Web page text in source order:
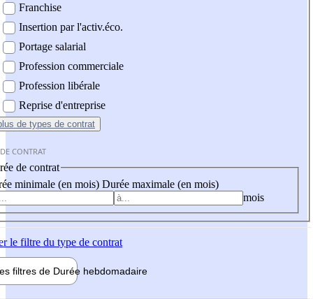
Franchise
Insertion par l'activ.éco.
Portage salarial
Profession commerciale
Profession libérale
Reprise d'entreprise
de types de contrat
CONTRAT
de contrat
minimale (en mois) Durée maximale (en mois)
mois
le filtre du type de contrat
filtres de Durée hebdomadaire